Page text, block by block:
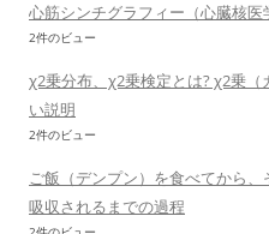
心筋シンチグラフィー（心臓核医
2件のビュー
χ2乗分布、χ2乗検定とは? χ2乗
い説明
2件のビュー
ご飯（デンプン）を食べてから
吸収されるまでの過程